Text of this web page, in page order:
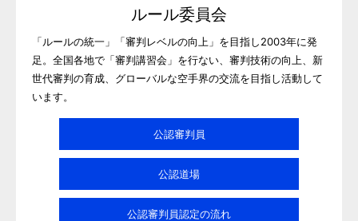
ルール委員会
「ルールの統一」「審判レベルの向上」を目指し2003年に発
足。全国各地で「審判講習会」を行ない、審判技術の向上、新
世代審判の育成、グローバルな空手界の交流を目指し活動して
います。
公認審判員
公認道場
公認審判員認定の流れ